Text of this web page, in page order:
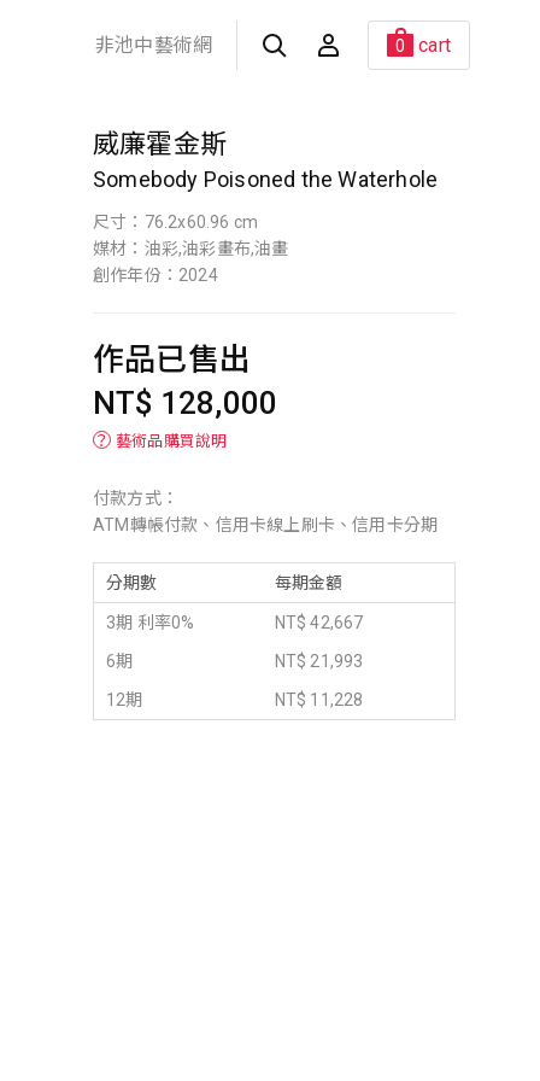
非池中藝術網 0 cart
威廉霍金斯
Somebody Poisoned the Waterhole
尺寸：76.2x60.96 cm
媒材：油彩,油彩畫布,油畫
創作年份：2024
作品已售出
NT$ 128,000
？ 藝術品購買說明
付款方式：
ATM轉帳付款、信用卡線上刷卡、信用卡分期
分期數 每期金額
3期 利率0%
NT$ 42,667
6期
NT$ 21,993
12期
NT$ 11,228